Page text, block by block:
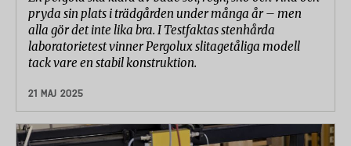
pryda sin plats i trädgården under många år – men
alla gör det inte lika bra. I Testfaktas stenhårda
laboratorietest vinner Pergolux slitagetåliga modell
tack vare en stabil konstruktion.
21 MAJ 2025